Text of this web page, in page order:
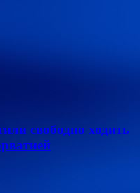
свободно ходить